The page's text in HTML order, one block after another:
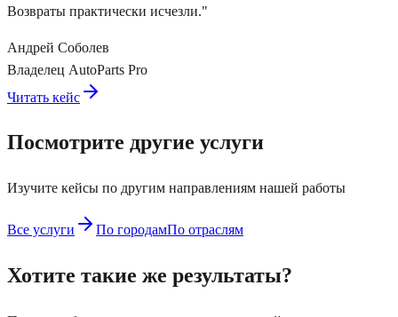
Возвраты практически исчезли."
Андрей Соболев
Владелец AutoParts Pro
Читать кейс
Посмотрите другие услуги
Изучите кейсы по другим направлениям нашей работы
Все услуги По городамПо отраслям
Хотите такие же результаты?